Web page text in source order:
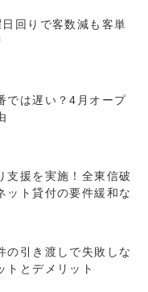
回りで客数減も客単
では遅い？4月オープ
支援を実施！全東信破
ット貸付の要件緩和な
の引き渡しで失敗しな
トとデメリット